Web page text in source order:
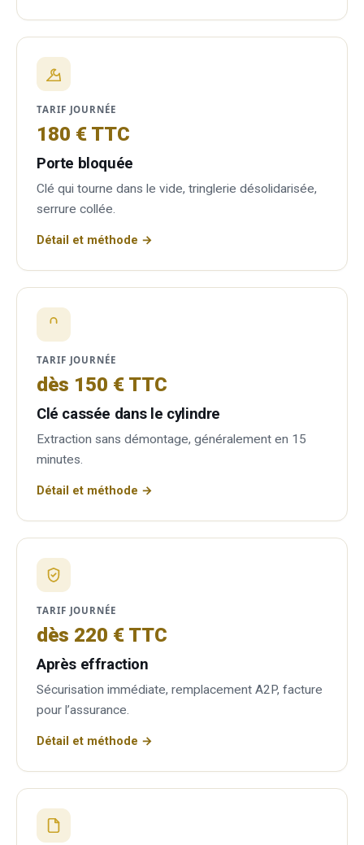
TARIF JOURNÉE
180 € TTC
Porte bloquée
Clé qui tourne dans le vide, tringlerie désolidarisée,
serrure collée.
Détail et méthode →
TARIF JOURNÉE
dès 150 € TTC
Clé cassée dans le cylindre
Extraction sans démontage, généralement en 15
minutes.
Détail et méthode →
TARIF JOURNÉE
dès 220 € TTC
Après effraction
Sécurisation immédiate, remplacement A2P, facture
pour l’assurance.
Détail et méthode →